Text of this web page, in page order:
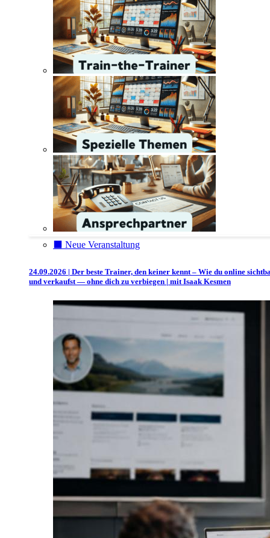
⬛️ Neue Veranstaltung
24.09.2026 | Der beste Trainer, den keiner kennt – Wie du online
und verkaufst — ohne dich zu verbiegen | mit Isaak Kesmen